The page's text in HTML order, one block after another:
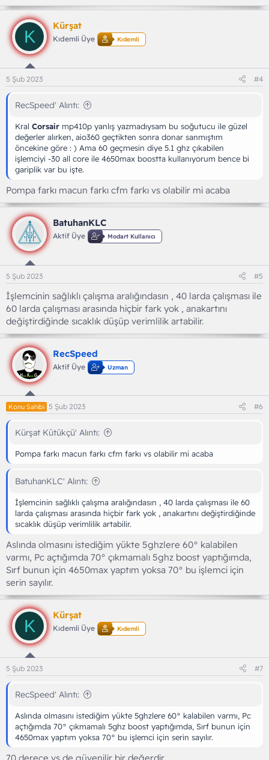
K
Kürşat
Kıdemli Üye Kıdemli
5 Şub 2023 #4
RecSpeed' Alıntı:
Kral Corsair mp410p yanlış yazmadıysam bu soğutucu ile güzel
değerler alırken, aio360 geçtikten sonra donar sanmıştım
öncekine göre : ) Ama 60 geçmesin diye 5.1 ghz çıkabilen
işlemciyi -30 all core ile 4650max boostta kullanıyorum bence bi
gariplik var bu işte.
Pompa farkı macun farkı cfm farkı vs olabilir mi acaba
BatuhanKLC
Aktif Üye Modart Kullanıcı
5 Şub 2023 #5
İşlemcinin sağlıklı çalışma aralığındasın , 40 larda çalışması ile
60 larda çalışması arasında hiçbir fark yok , anakartını
değiştirdiğinde sıcaklık düşüp verimlilik artabilir.
RecSpeed
Aktif Üye Uzman
Konu Sahibi 5 Şub 2023 #6
Kürşat Kütükçü' Alıntı:
Pompa farkı macun farkı cfm farkı vs olabilir mi acaba
BatuhanKLC' Alıntı:
İşlemcinin sağlıklı çalışma aralığındasın , 40 larda çalışması ile 60
larda çalışması arasında hiçbir fark yok , anakartını değiştirdiğinde
sıcaklık düşüp verimlilik artabilir.
Aslında olmasını istediğim yükte 5ghzlere 60° kalabilen
varmı, Pc açtığımda 70° çıkmamalı 5ghz boost yaptığımda,
Sırf bunun için 4650max yaptım yoksa 70° bu işlemci için
serin sayılır.
K
Kürşat
Kıdemli Üye Kıdemli
5 Şub 2023 #7
RecSpeed' Alıntı:
Aslında olmasını istediğim yükte 5ghzlere 60° kalabilen varmı, Pc
açtığımda 70° çıkmamalı 5ghz boost yaptığımda, Sırf bunun için
4650max yaptım yoksa 70° bu işlemci için serin sayılır.